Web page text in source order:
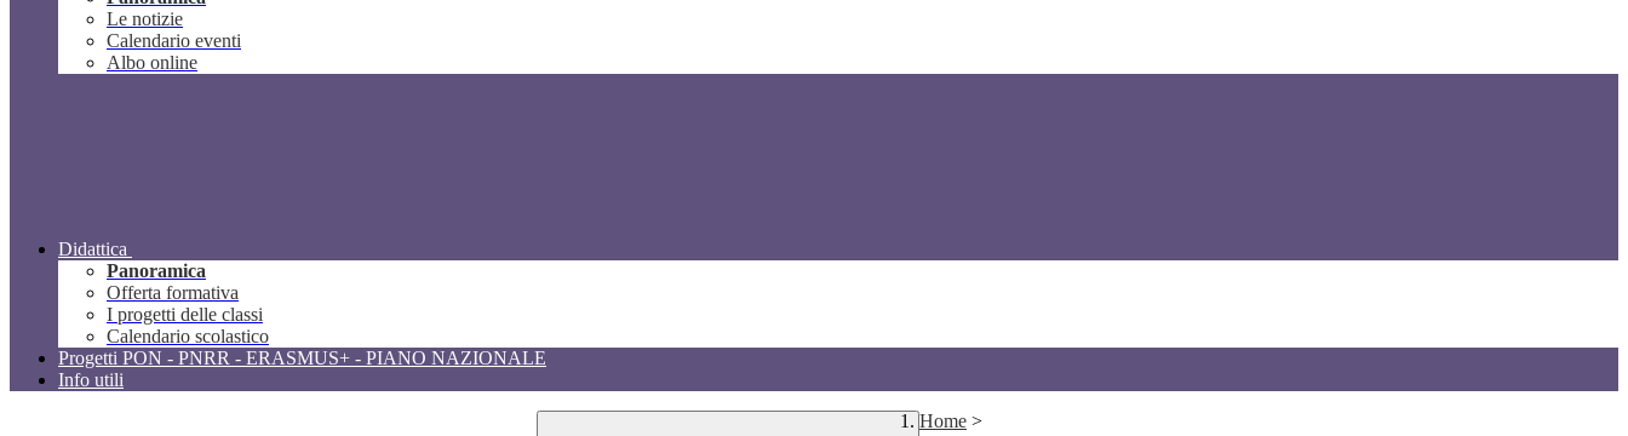
Le notizie
Calendario eventi
Albo online
Didattica
Panoramica
Offerta formativa
I progetti delle classi
Calendario scolastico
Progetti PON - PNRR - ERASMUS+ - PIANO NAZIONALE
Info utili
Home >